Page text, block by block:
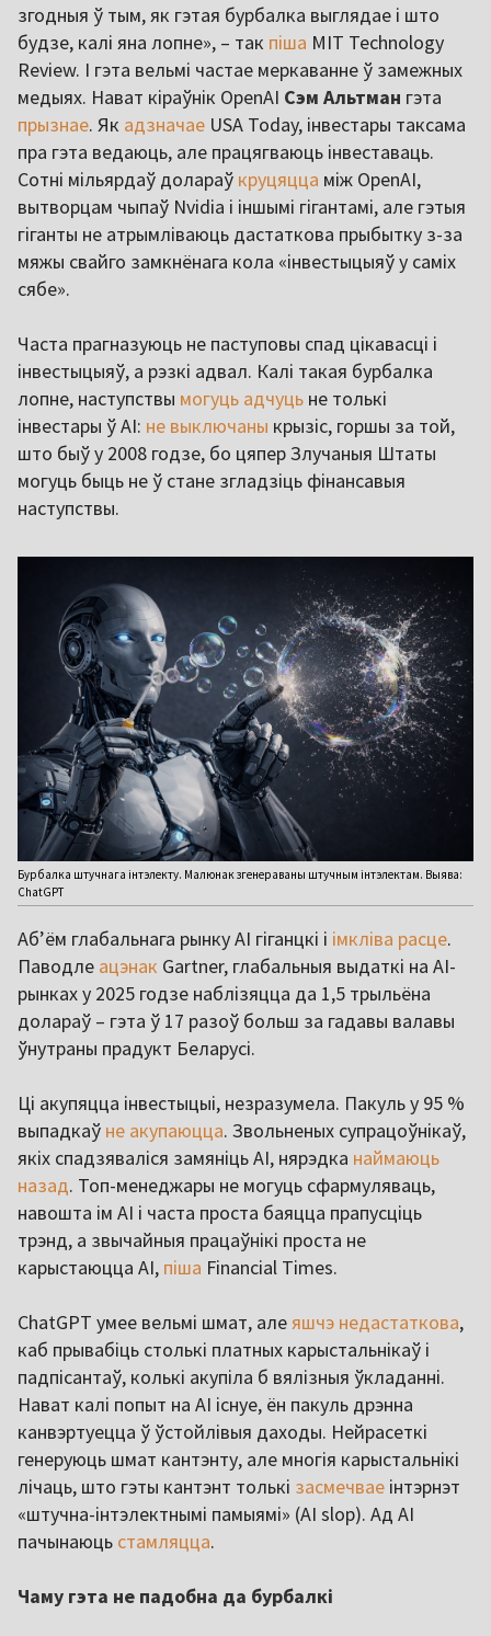
згодныя ў тым, як гэтая бурбалка выглядае і што
будзе, калі яна лопне», – так піша MIT Technology
Review. І гэта вельмі частае меркаванне ў замежных
медыях. Нават кіраўнік OpenAI Сэм Альтман гэта
прызнае. Як адзначае USA Today, інвестары таксама
пра гэта ведаюць, але працягваюць інвеставаць.
Сотні мільярдаў долараў круцяцца між OpenAI,
вытворцам чыпаў Nvidia і іншымі гігантамі, але гэтыя
гіганты не атрымліваюць дастаткова прыбытку з-за
мяжы свайго замкнёнага кола «інвестыцыяў у саміх
сябе».
Часта прагназуюць не паступовы спад цікавасці і
інвестыцыяў, а рэзкі адвал. Калі такая бурбалка
лопне, наступствы могуць адчуць не толькі
інвестары ў AI: не выключаны крызіс, горшы за той,
што быў у 2008 годзе, бо цяпер Злучаныя Штаты
могуць быць не ў стане згладзіць фінансавыя
наступствы.
Бурбалка штучнага інтэлекту. Малюнак згенераваны штучным інтэлектам. Выява:
ChatGPT
Аб’ём глабальнага рынку AI гіганцкі і імкліва расце.
Паводле ацэнак Gartner, глабальныя выдаткі на AI-
рынках у 2025 годзе наблізяцца да 1,5 трыльёна
долараў – гэта ў 17 разоў больш за гадавы валавы
ўнутраны прадукт Беларусі.
Ці акупяцца інвестыцыі, незразумела. Пакуль у 95 %
выпадкаў не акупаюцца. Звольненых супрацоўнікаў,
якіх спадзяваліся замяніць AI, нярэдка наймаюць
назад. Топ-менеджары не могуць сфармуляваць,
навошта ім AI і часта проста баяцца прапусціць
трэнд, а звычайныя працаўнікі проста не
карыстаюцца AI, піша Financial Times.
ChatGPT умее вельмі шмат, але яшчэ недастаткова,
каб прывабіць столькі платных карыстальнікаў і
падпісантаў, колькі акупіла б вялізныя ўкладанні.
Нават калі попыт на AI існуе, ён пакуль дрэнна
канвэртуецца ў ўстойлівыя даходы. Нейрасеткі
генеруюць шмат кантэнту, але многія карыстальнікі
лічаць, што гэты кантэнт толькі засмечвае інтэрнэт
«штучна-інтэлектнымі памыямі» (AI slop). Ад AI
пачынаюць стамляцца.
Чаму гэта не падобна да бурбалкі